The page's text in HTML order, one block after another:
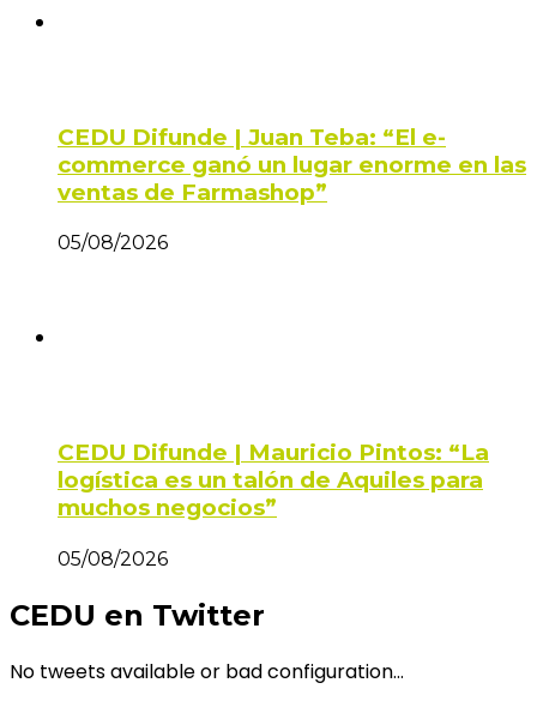
CEDU Difunde | Juan Teba: “El e-
commerce ganó un lugar enorme en las
ventas de Farmashop”
05/08/2026
CEDU Difunde | Mauricio Pintos: “La
logística es un talón de Aquiles para
muchos negocios”
05/08/2026
CEDU en Twitter
No tweets available or bad configuration...